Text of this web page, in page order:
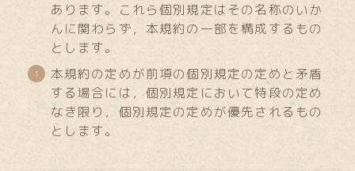
あります。これら個別規定はその名称のいか
んに関わらず，本規約の一部を構成するもの
とします。
本規約の定めが前項の個別規定の定めと矛盾
する場合には，個別規定において特段の定め
なき限り，個別規定の定めが優先されるもの
とします。